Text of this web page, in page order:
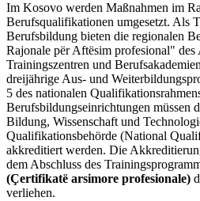
Im Kosovo werden Maßnahmen im
Berufsqualifikationen umgesetzt. Als
Berufsbildung bieten die regionalen
Rajonale për Aftësim profesional"
Trainingszentren und
dreijährige Aus- und
5 des nationalen
Berufsbildungseinrichtungen müssen
Bildung, Wissenschaft und
Qualifikationsbehörde (National
akkreditiert werden. Die
dem Abschluss des
(Çertifikatë arsimore profesionale)
verliehen.